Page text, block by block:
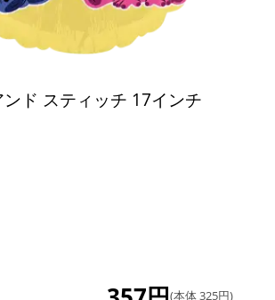
ンド スティッチ 17インチ
(本体 325円)